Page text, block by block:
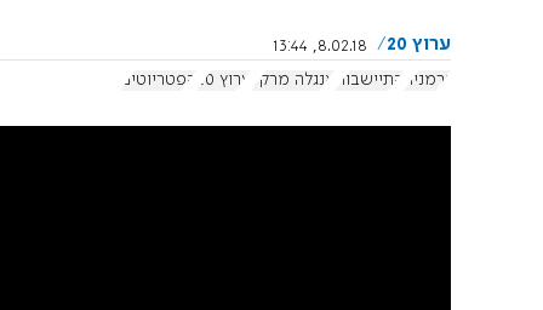
ערוץ 20
8.02.18, 13:44
גרמניה
התיישבות אנגלה מרקל ערוץ 20 הפטריוטים